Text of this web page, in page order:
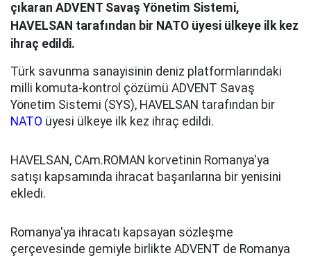
çıkaran ADVENT Savaş Yönetim Sistemi,
HAVELSAN tarafından bir NATO üyesi ülkeye ilk kez
ihraç edildi.
Türk savunma sanayisinin deniz platformlarındaki
milli komuta-kontrol çözümü ADVENT Savaş
Yönetim Sistemi (SYS), HAVELSAN tarafından bir
NATO üyesi ülkeye ilk kez ihraç edildi.
HAVELSAN, CAm.ROMAN korvetinin Romanya'ya
satışı kapsamında ihracat başarılarına bir yenisini
ekledi.
Romanya'ya ihracatı kapsayan sözleşme
çerçevesinde gemiyle birlikte ADVENT de Romanya